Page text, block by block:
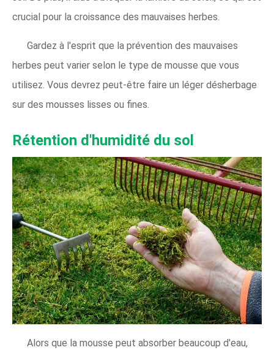
crucial pour la croissance des mauvaises herbes.
Gardez à l'esprit que la prévention des mauvaises
herbes peut varier selon le type de mousse que vous
utilisez. Vous devrez peut-être faire un léger désherbage
sur des mousses lisses ou fines.
Rétention d'humidité du sol
Alors que la mousse peut absorber beaucoup d'eau,